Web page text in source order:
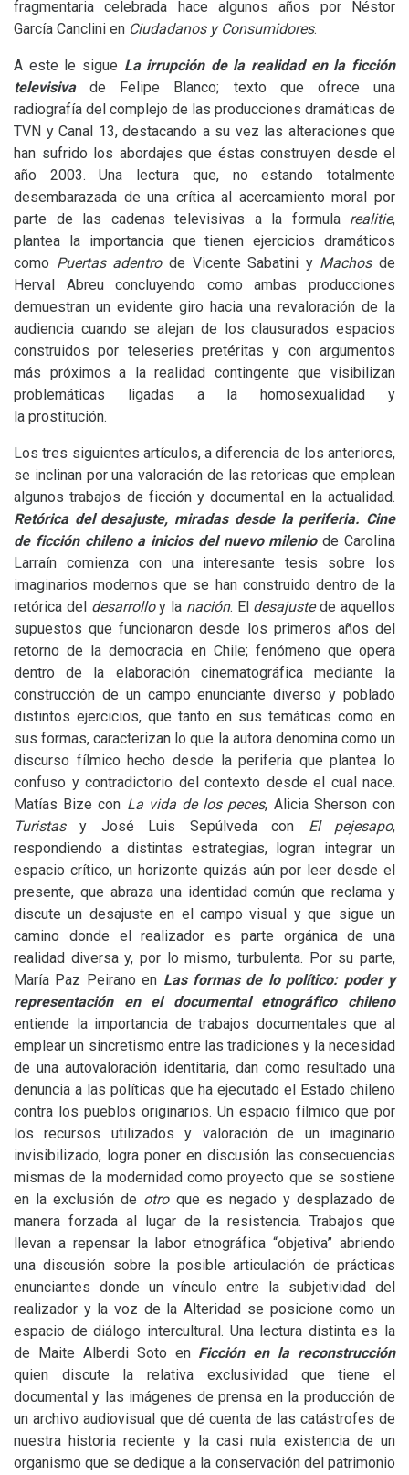
fragmentaria celebrada hace algunos años por Néstor
García Canclini en Ciudadanos y Consumidores.
A este le sigue La irrupción de la realidad en la ficción
televisivade Felipe Blanco; texto que ofrece una
radiografía del complejo de las producciones dramáticas de
TVN y Canal 13, destacando a su vez las alteraciones que
han sufrido los abordajes que éstas construyen desde el
año 2003. Una lectura que, no estando totalmente
desembarazada de una crítica al acercamiento moral por
parte de las cadenas televisivas a la formula realitie,
plantea la importancia que tienen ejercicios dramáticos
como Puertas adentrode Vicente Sabatini y Machosde
Herval Abreu concluyendo como ambas producciones
demuestran un evidente giro hacia una revaloración de la
audiencia cuando se alejan de los clausurados espacios
construidos por teleseries pretéritas y con argumentos
más próximos a la realidad contingente que visibilizan
problemáticas ligadas a la homosexualidad y
la prostitución.
Los tres siguientes artículos, a diferencia de los anteriores,
se inclinan por una valoración de las retoricas que emplean
algunos trabajos de ficción y documental en la actualidad.
Retórica del desajuste, miradas desde la periferia. Cine
de ficción chileno a inicios del nuevo mileniode Carolina
Larraín comienza con una interesante tesis sobre los
imaginarios modernos que se han construido dentro de la
retórica del desarrolloy la nación. El desajustede aquellos
supuestos que funcionaron desde los primeros años del
retorno de la democracia en Chile; fenómeno que opera
dentro de la elaboración cinematográfica mediante la
construcción de un campo enunciante diverso y poblado
distintos ejercicios, que tanto en sus temáticas como en
sus formas, caracterizan lo que la autora denomina como un
discurso fílmico hecho desde la periferia que plantea lo
confuso y contradictorio del contexto desde el cual nace.
Matías Bize con La vida de los peces, Alicia Sherson con
Turistasy José Luis Sepúlveda con El pejesapo,
respondiendo a distintas estrategias, logran integrar un
espacio crítico, un horizonte quizás aún por leer desde el
presente, que abraza una identidad común que reclama y
discute un desajuste en el campo visual y que sigue un
camino donde el realizador es parte orgánica de una
realidad diversa y, por lo mismo, turbulenta. Por su parte,
María Paz Peirano en Las formas de lo político: poder y
representación en el documental etnográfico chileno
entiende la importancia de trabajos documentales que al
emplear un sincretismo entre las tradiciones y la necesidad
de una autovaloración identitaria, dan como resultado una
denuncia a las políticas que ha ejecutado el Estado chileno
contra los pueblos originarios. Un espacio fílmico que por
los recursos utilizados y valoración de un imaginario
invisibilizado, logra poner en discusión las consecuencias
mismas de la modernidad como proyecto que se sostiene
en la exclusión de otroque es negado y desplazado de
manera forzada al lugar de la resistencia. Trabajos que
llevan a repensar la labor etnográfica “objetiva” abriendo
una discusión sobre la posible articulación de prácticas
enunciantes donde un vínculo entre la subjetividad del
realizador y la voz de la Alteridad se posicione como un
espacio de diálogo intercultural. Una lectura distinta es la
de Maite Alberdi Soto en Ficción en la reconstrucción
quien discute la relativa exclusividad que tiene el
documental y las imágenes de prensa en la producción de
un archivo audiovisual que dé cuenta de las catástrofes de
nuestra historia reciente y la casi nula existencia de un
organismo que se dedique a la conservación del patrimonio